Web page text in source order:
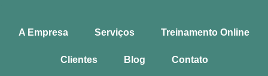
A Empresa Serviços Treinamento Online
Clientes Blog Contato